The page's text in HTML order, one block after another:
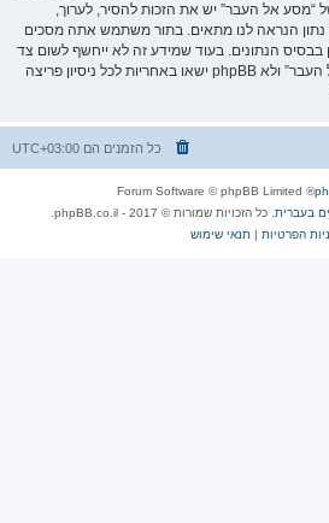
“מסע אל העבר” יש את הזכות להסיר, לערוך,
נתון הנראה לנו מתאים. בתור משתמש אתה מסכים
הנתונים. בעוד שמידע זה לא ייחשף לשום צד
שלישי ללא הסכמתך, לא “מסע אל העבר” ולא phpBB ישאו באחריות לכל ניסיון פריצה
כל הזמנים הם UTC+03:00
® Forum Software © phpBB Limited
. כל הזכויות שמורות © 2017 - phpBB.co.il.
הפרטיות | תנאי שימוש